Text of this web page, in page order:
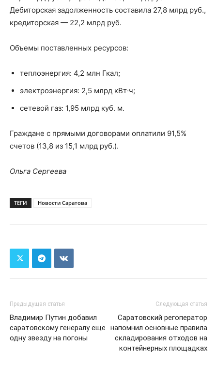
Дебиторская задолженность составила 27,8 млрд руб.,
кредиторская — 22,2 млрд руб.
Объемы поставленных ресурсов:
теплоэнергия: 4,2 млн Гкал;
электроэнергия: 2,5 млрд кВт·ч;
сетевой газ: 1,95 млрд куб. м.
Граждане с прямыми договорами оплатили 91,5%
счетов (13,8 из 15,1 млрд руб.).
Ольга Сергеева
ТЕГИ Новости Саратова
Предыдущая статья
Владимир Путин добавил
саратовскому генералу еще
одну звезду на погоны
Следующая статья
Саратовский регоператор
напомнил основные правила
складирования отходов на
контейнерных площадках